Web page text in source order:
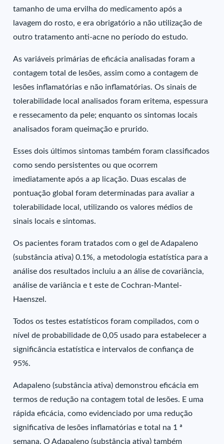
tamanho de uma ervilha do medicamento após a
lavagem do rosto, e era obrigatório a não utilização de
outro tratamento anti-acne no período do estudo.
As variáveis primárias de eficácia analisadas foram a
contagem total de lesões, assim como a contagem de
lesões inflamatórias e não inflamatórias. Os sinais de
tolerabilidade local analisados foram eritema, espessura
e ressecamento da pele; enquanto os sintomas locais
analisados foram queimação e prurido.
Esses dois últimos sintomas também foram classificados
como sendo persistentes ou que ocorrem
imediatamente após a ap licação. Duas escalas de
pontuação global foram determinadas para avaliar a
tolerabilidade local, utilizando os valores médios de
sinais locais e sintomas.
Os pacientes foram tratados com o gel de Adapaleno
(substância ativa) 0.1%, a metodologia estatística para a
análise dos resultados incluiu a an álise de covariância,
análise de variância e t este de Cochran-Mantel-
Haenszel.
Todos os testes estatísticos foram compilados, com o
nível de probabilidade de 0,05 usado para estabelecer a
significância estatística e intervalos de confiança de
95%.
Adapaleno (substância ativa) demonstrou eficácia em
termos de redução na contagem total de lesões. E uma
rápida eficácia, como evidenciado por uma redução
significativa de lesões inflamatórias e total na 1 ª
semana. O Adapaleno (substância ativa) também